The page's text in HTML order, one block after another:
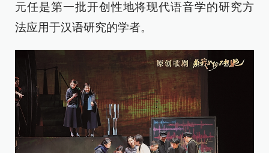
元任是第一批开创性地将现代语音学的研究方
法应用于汉语研究的学者。